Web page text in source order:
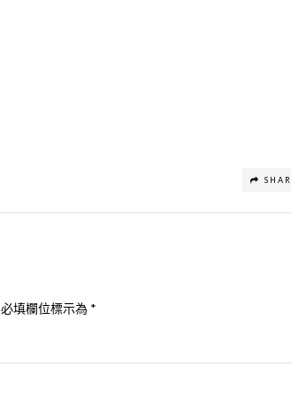
必填欄位標示為 *